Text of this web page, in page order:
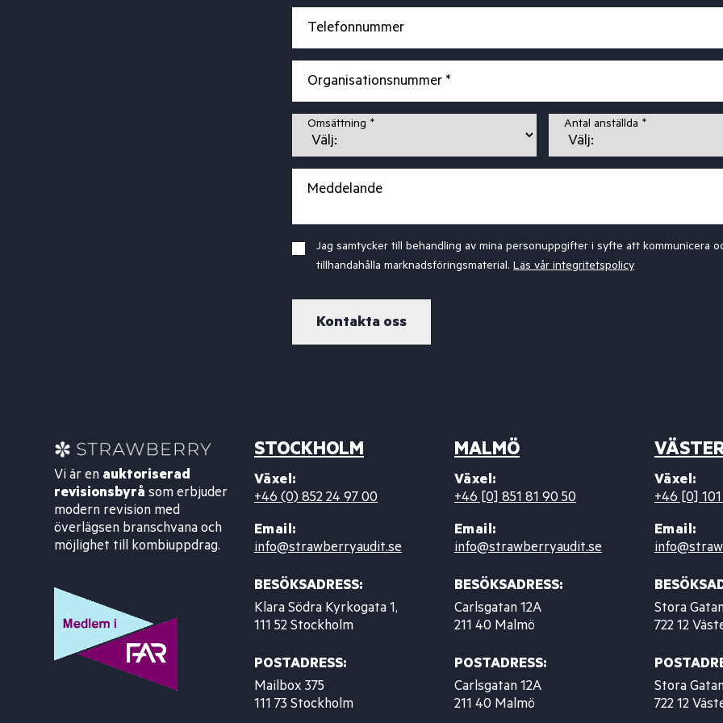
Telefonnummer
Organisationsnummer *
Omsättning * Antal anställda *
Meddelande
Jag samtycker till behandling av mina personuppgifter i syfte att kommunicera
tillhandahålla marknadsföringsmaterial. Läs vår integritetspolicy
Kontakta oss
Vi är en auktoriserad
revisionsbyrå som erbjuder
modern revision med
överlägsen branschvana och
möjlighet till kombiuppdrag.
STOCKHOLM
Växel:
+46 (0) 852 24 97 00
Email:
info@strawberryaudit.se
BESÖKSADRESS:
Klara Södra Kyrkogata 1,
111 52 Stockholm
POSTADRESS:
Mailbox 375
111 73 Stockholm
MALMÖ
Växel:
+46 [0] 851 81 90 50
Email:
info@strawberryaudit.se
BESÖKSADRESS:
Carlsgatan 12A
211 40 Malmö
POSTADRESS:
Carlsgatan 12A
211 40 Malmö
Växel:
+46 [0]
Email:
Stora
722 12
Stora
722 12